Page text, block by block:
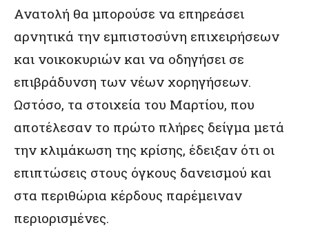
Ανατολή θα μπορούσε να επηρεάσει
αρνητικά την εμπιστοσύνη επιχειρήσεων
και νοικοκυριών και να οδηγήσει σε
επιβράδυνση των νέων χορηγήσεων.
Ωστόσο, τα στοιχεία του Μαρτίου, που
αποτέλεσαν το πρώτο πλήρες δείγμα μετά
την κλιμάκωση της κρίσης, έδειξαν ότι οι
επιπτώσεις στους όγκους δανεισμού και
στα περιθώρια κέρδους παρέμειναν
περιορισμένες.